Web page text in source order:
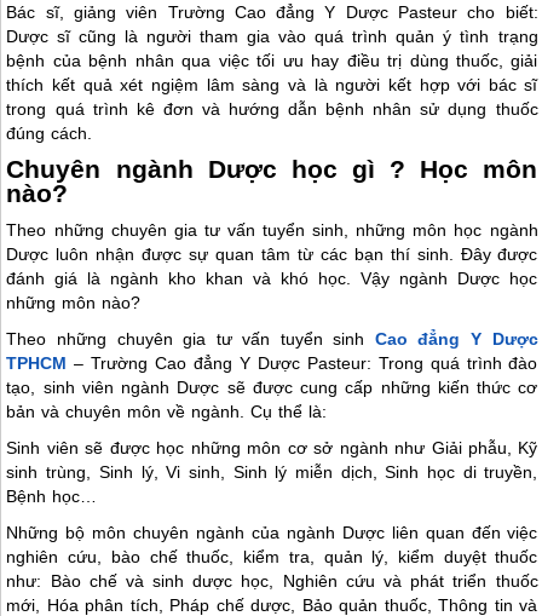
Bác sĩ, giảng viên Trường Cao đẳng Y Dược Pasteur cho biết:
Dược sĩ cũng là người tham gia vào quá trình quản ý tình trạng
bệnh của bệnh nhân qua việc tối ưu hay điều trị dùng thuốc, giải
thích kết quả xét ngiệm lâm sàng và là người kết hợp với bác sĩ
trong quá trình kê đơn và hướng dẫn bệnh nhân sử dụng thuốc
đúng cách.
Chuyên ngành Dược học gì ? Học môn
nào?
Theo những chuyên gia tư vấn tuyển sinh, những môn học ngành
Dược luôn nhận được sự quan tâm từ các bạn thí sinh. Đây được
đánh giá là ngành kho khan và khó học. Vậy ngành Dược học
những môn nào?
Theo những chuyên gia tư vấn tuyển sinh Cao đẳng Y Dược
TPHCM – Trường Cao đẳng Y Dược Pasteur: Trong quá trình đào
tạo, sinh viên ngành Dược sẽ được cung cấp những kiến thức cơ
bản và chuyên môn về ngành. Cụ thể là:
Sinh viên sẽ được học những môn cơ sở ngành như Giải phẫu, Kỹ
sinh trùng, Sinh lý, Vi sinh, Sinh lý miễn dịch, Sinh học di truyền,
Bệnh học…
Những bộ môn chuyên ngành của ngành Dược liên quan đến việc
nghiên cứu, bào chế thuốc, kiểm tra, quản lý, kiểm duyệt thuốc
như: Bào chế và sinh dược học, Nghiên cứu và phát triển thuốc
mới, Hóa phân tích, Pháp chế dược, Bảo quản thuốc, Thông tin và